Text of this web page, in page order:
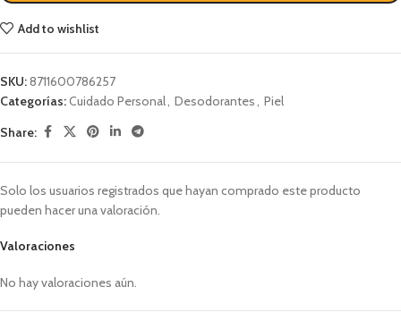
Add to wishlist
SKU:8711600786257
Categorías:Cuidado Personal, Desodorantes, Piel
Share:
Valoraciones
No hay valoraciones aún.
Solo los usuarios registrados que hayan comprado este producto
pueden hacer una valoración.